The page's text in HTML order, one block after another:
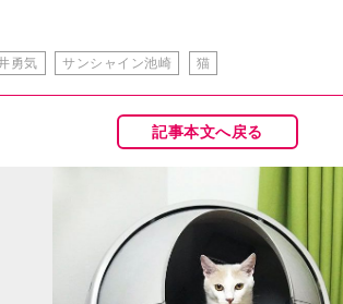
勇気 サンシャイン池崎 猫
記事本文へ戻る